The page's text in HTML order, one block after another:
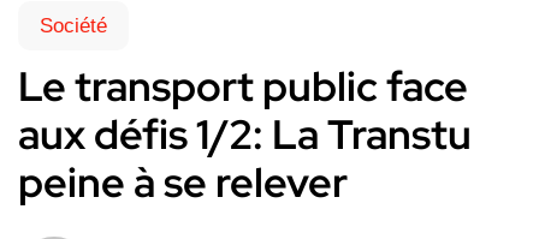
Société
Le transport public face
aux défis 1/2: La Transtu
peine à se relever